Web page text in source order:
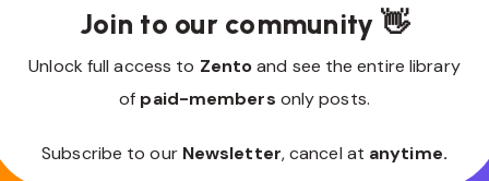
Join to our community 👋
Unlock full access to Zentoand see the entire library
of paid-members only posts.
Subscribe to our Newsletter, cancel at anytime.